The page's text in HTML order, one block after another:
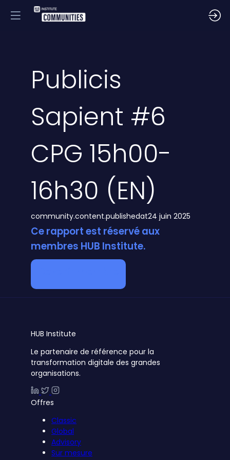
Publicis
Sapient #6
CPG 15h00-
16h30 (EN)
community.content.publishedat24 juin 2025
Ce rapport est réservé aux
membres HUB Institute.
HUB Institute
Le partenaire de référence pour la
transformation digitale des grandes
organisations.
Offres
Classic
Global
Advisory
Sur mesure